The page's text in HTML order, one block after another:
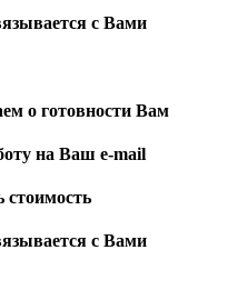
с Вами
о готовности Вам
на Ваш e-mail
стоимость
с Вами